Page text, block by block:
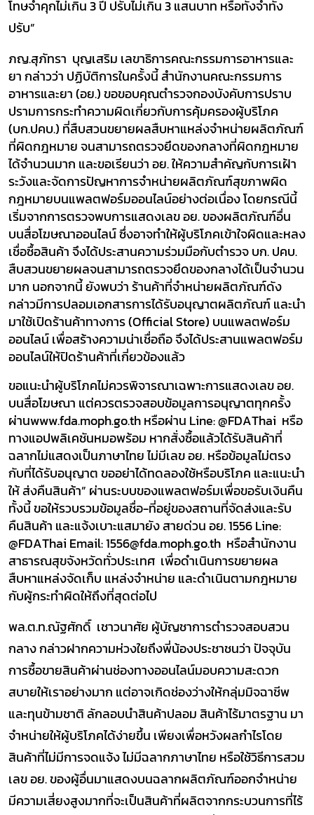
โทษจำคุกไม่เกิน 3 ปี ปรับไม่เกิน 3 แสนบาท หรือทั้งจำทั้ง
ปรับ”
ภญ.สุภัทรา บุญเสริม เลขาธิการคณะกรรมการอาหารและ
ยา กล่าวว่า ปฏิบัติการในครั้งนี้ สำนักงานคณะกรรมการ
อาหารและยา (อย.) ขอขอบคุณตำรวจกองบังคับการปราบ
ปรามการกระทำความผิดเกี่ยวกับการคุ้มครองผู้บริโภค
(บก.ปคบ.) ที่สืบสวนขยายผลสืบหาแหล่งจำหน่ายผลิตภัณฑ์
ที่ผิดกฎหมาย จนสามารถตรวจยึดของกลางที่ผิดกฎหมาย
ได้จำนวนมาก และขอเรียนว่า อย. ให้ความสำคัญกับการเฝ้า
ระวังและจัดการปัญหาการจำหน่ายผลิตภัณฑ์สุขภาพผิด
กฎหมายบนแพลตฟอร์มออนไลน์อย่างต่อเนื่อง โดยกรณีนี้
เริ่มจากการตรวจพบการแสดงเลข อย. ของผลิตภัณฑ์อื่น
บนสื่อโฆษณาออนไลน์ ซึ่งอาจทำให้ผู้บริโภคเข้าใจผิดและหลง
เชื่อซื้อสินค้า จึงได้ประสานความร่วมมือกับตำรวจ บก. ปคบ.
สืบสวนขยายผลจนสามารถตรวจยึดของกลางได้เป็นจำนวน
มาก นอกจากนี้ ยังพบว่า ร้านค้าที่จำหน่ายผลิตภัณฑ์ดัง
กล่าวมีการปลอมเอกสารการได้รับอนุญาตผลิตภัณฑ์ และนำ
มาใช้เปิดร้านค้าทางการ (Official Store) บนแพลตฟอร์ม
ออนไลน์ เพื่อสร้างความน่าเชื่อถือจึงได้ประสานแพลตฟอร์ม
ออนไลน์ให้ปิดร้านค้าที่เกี่ยวข้องแล้ว
ขอแนะนำผู้บริโภคไม่ควรพิจารณาเฉพาะการแสดงเลข อย.
บนสื่อโฆษณา แต่ควรตรวจสอบข้อมูลการอนุญาตทุกครั้ง
ผ่านwww.fda.moph.go.thหรือผ่าน Line: @FDAThai หรือ
ทางแอปพลิเคชันหมอพร้อม หากสั่งซื้อแล้วได้รับสินค้าที่
ฉลากไม่แสดงเป็นภาษาไทย ไม่มีเลข อย. หรือข้อมูลไม่ตรง
กับที่ได้รับอนุญาต ขออย่าได้ทดลองใช้หรือบริโภค และแนะนำ
ให้ ส่งคืนสินค้า” ผ่านระบบของแพลตฟอร์มเพื่อขอรับเงินคืน
ทั้งนี้ ขอให้รวบรวมข้อมูลชื่อ-ที่อยู่ของสถานที่จัดส่งและรับ
คืนสินค้า และแจ้งเบาะแสมายัง สายด่วน อย. 1556Line:
@FDAThai Email:1556@fda.moph.go.th หรือสำนักงาน
สาธารณสุขจังหวัดทั่วประเทศ เพื่อดำเนินการขยายผล
สืบหาแหล่งจัดเก็บ แหล่งจำหน่าย และดำเนินตามกฎหมาย
กับผู้กระทำผิดให้ถึงที่สุดต่อไป
พล.ต.ท.ณัฐศักดิ์ เชาวนาศัย ผู้บัญชาการตำรวจสอบสวน
กลางกล่าวฝากความห่วงใยถึงพี่น้องประชาชนว่า ปัจจุบัน
การซื้อขายสินค้าผ่านช่องทางออนไลน์มอบความสะดวก
สบายให้เราอย่างมาก แต่อาจเกิดช่องว่างให้กลุ่มมิจฉาชีพ
และทุนข้ามชาติ ลักลอบนำสินค้าปลอม สินค้าไร้มาตรฐาน มา
จำหน่ายให้ผู้บริโภคได้ง่ายขึ้น เพียงเพื่อหวังผลกำไรโดย
สินค้าที่ไม่มีการจดแจ้ง ไม่มีฉลากภาษาไทย หรือใช้วิธีการสวม
เลข อย. ของผู้อื่นมาแสดงบนฉลากผลิตภัณฑ์ออกจำหน่าย
มีความเสี่ยงสูงมากที่จะเป็นสินค้าที่ผลิตจากกระบวนการที่ไร้